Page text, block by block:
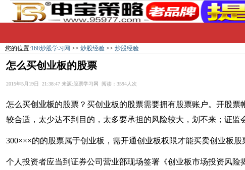
您的位置:168炒股学习网 >> 炒股经验 >> 炒股经验
怎么买创业板的股票
2015年5月19日 21:38:47 来源:股票学习网 阅读：3594人次
怎么买创业板的股票 ？买创业板的股票需要拥有股票账户。开股票
较合适，太少达不到目的，太多要承担的风险较大，划不来； 证监
300×××的的股票属于创业板，需开通创业板权限才能买卖创业板股
个人投资者应当到证券公司营业部现场签署《创业板市场投资风险